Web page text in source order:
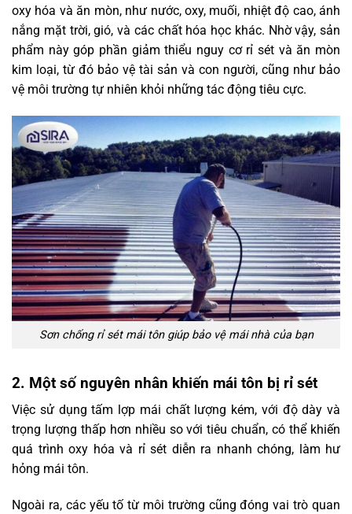
oxy hóa và ăn mòn, như nước, oxy, muối, nhiệt độ cao, ánh
nắng mặt trời, gió, và các chất hóa học khác. Nhờ vậy, sản
phẩm này góp phần giảm thiểu nguy cơ rỉ sét và ăn mòn
kim loại, từ đó bảo vệ tài sản và con người, cũng như bảo
vệ môi trường tự nhiên khỏi những tác động tiêu cực.
Sơn chống rỉ sét mái tôn giúp bảo vệ mái nhà của bạn
2. Một số nguyên nhân khiến mái tôn bị rỉ sét
Việc sử dụng tấm lợp mái chất lượng kém, với độ dày và
trọng lượng thấp hơn nhiều so với tiêu chuẩn, có thể khiến
quá trình oxy hóa và rỉ sét diễn ra nhanh chóng, làm hư
hỏng mái tôn.
Ngoài ra, các yếu tố từ môi trường cũng đóng vai trò quan